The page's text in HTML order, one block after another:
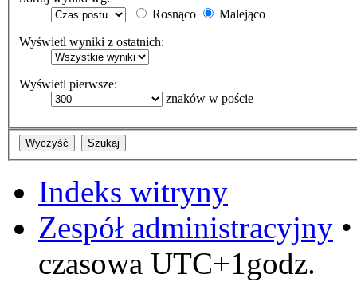
Rosnąco
Malejąco
Wyświetl wyniki z ostatnich:
Wyświetl pierwsze:
znaków w poście
Indeks witryny
Zespół administracyjny
czasowa UTC+1godz.